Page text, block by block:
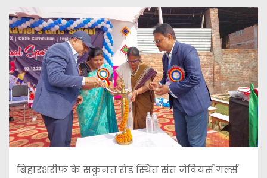
बिहारशरीफ के सकुनत रोड स्थित संत जेवियर्स गर्ल्स